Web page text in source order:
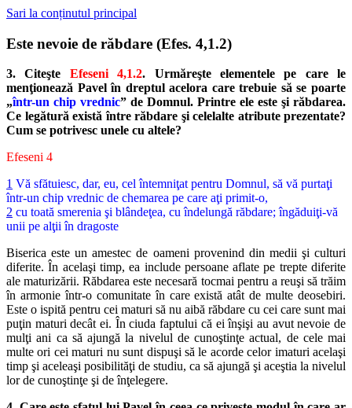
Sari la conținutul principal
Este nevoie de răbdare (Efes. 4,1.2)
3. Citeşte Efeseni 4,1.2. Urmăreşte elementele pe care le
menţionează Pavel în dreptul acelora care trebuie să se poarte
„într-un chip vrednic” de Domnul. Printre ele este şi răbdarea.
Ce legătură există între răbdare şi celelalte atribute prezentate?
Cum se potrivesc unele cu altele?
Efeseni 4
1 Vă sfătuiesc, dar, eu, cel întemniţat pentru Domnul, să vă purtaţi
într-un chip vrednic de chemarea pe care aţi primit-o,
2 cu toată smerenia şi blândeţea, cu îndelungă răbdare; îngăduiţi-vă
unii pe alţii în dragoste
Biserica este un amestec de oameni provenind din medii şi culturi
diferite. În acelaşi timp, ea include persoane aflate pe trepte diferite
ale maturizării. Răbdarea este necesară tocmai pentru a reuşi să trăim
în armonie într-o comunitate în care există atât de multe deosebiri.
Este o ispită pentru cei maturi să nu aibă răbdare cu cei care sunt mai
puţin maturi decât ei. În ciuda faptului că ei înşişi au avut nevoie de
mulţi ani ca să ajungă la nivelul de cunoştinţe actual, de cele mai
multe ori cei maturi nu sunt dispuşi să le acorde celor imaturi acelaşi
timp şi aceleaşi posibilităţi de studiu, ca să ajungă şi aceştia la nivelul
lor de cunoştinţe şi de înţelegere.